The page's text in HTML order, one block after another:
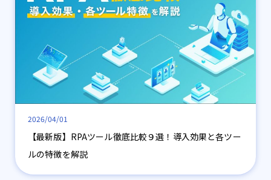
2026/04/01
【最新版】RPAツール徹底比較９選！導入効果と各ツー
ルの特徴を解説